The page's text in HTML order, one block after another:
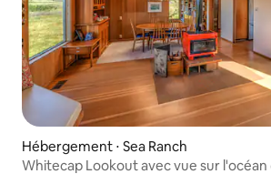
Hébergement ⋅ Sea Ranch
Whitecap Lookout avec vue sur l'océan